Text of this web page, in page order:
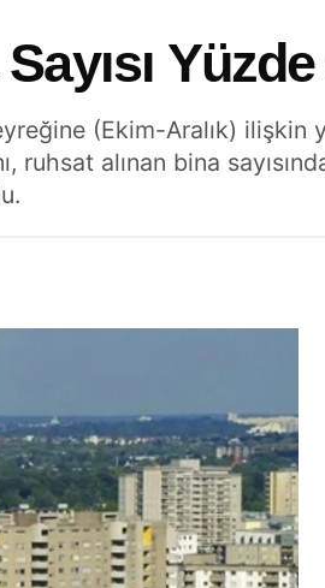
(Ekim-Aralık) ilişkin
alınan bina